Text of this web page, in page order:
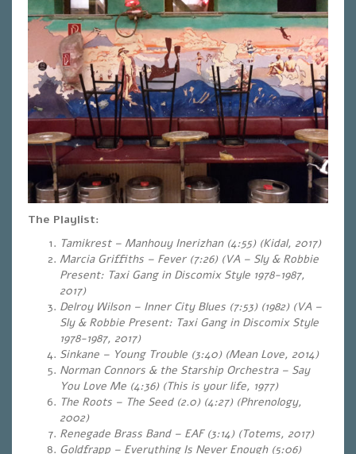
The Playlist:
Tamikrest – Manhouy Inerizhan (4:55) (Kidal, 2017)
Marcia Griffiths – Fever (7:26) (VA – Sly & Robbie
Present: Taxi Gang in Discomix Style 1978-1987,
2017)
Delroy Wilson – Inner City Blues (7:53) (1982) (VA –
Sly & Robbie Present: Taxi Gang in Discomix Style
1978-1987, 2017)
Sinkane – Young Trouble (3:40) (Mean Love, 2014)
Norman Connors & the Starship Orchestra – Say
You Love Me (4:36) (This is your life, 1977)
The Roots – The Seed (2.0) (4:27) (Phrenology,
2002)
Renegade Brass Band – EAF (3:14) (Totems, 2017)
Goldfrapp – Everything Is Never Enough (5:06)